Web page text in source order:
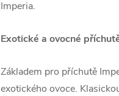
Imperia.
Exotické a ovocné
Základem pro příchutě
exotického ovoce.